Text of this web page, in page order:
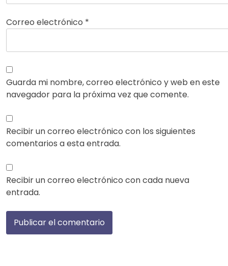
Correo electrónico *
Guarda mi nombre, correo electrónico y web en este
navegador para la próxima vez que comente.
Recibir un correo electrónico con los siguientes
comentarios a esta entrada.
Recibir un correo electrónico con cada nueva
entrada.